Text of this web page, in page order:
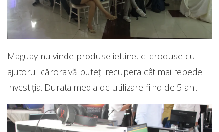
Maguay nu vinde produse ieftine, ci produse cu
ajutorul cărora vă puteți recupera cât mai repede
investiția. Durata media de utilizare fiind de 5 ani.